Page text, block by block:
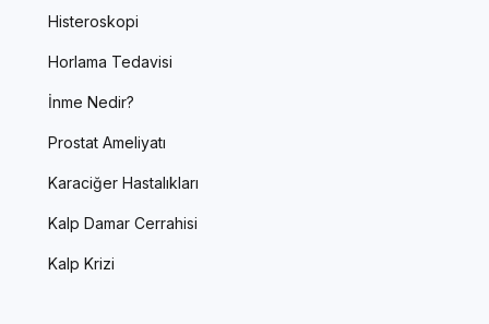
Histeroskopi
Horlama Tedavisi
İnme Nedir?
Prostat Ameliyatı
Karaciğer Hastalıkları
Kalp Damar Cerrahisi
Kalp Krizi